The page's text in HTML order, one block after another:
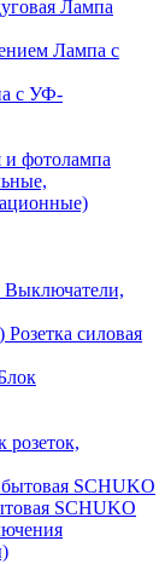
Лампа
Лампа с
с УФ-
и фотолампа
Выключатели,
Розетка силовая
розеток,
SCHUKO